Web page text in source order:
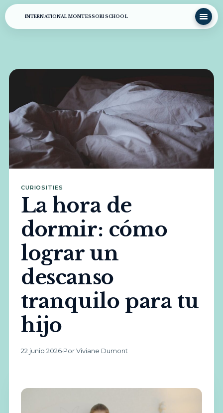
INTERNATIONAL MONTESSORI SCHOOL
CURIOSITIES
La hora de
dormir: cómo
lograr un
descanso
tranquilo para tu
hijo
22 junio 2026·Por Viviane Dumont